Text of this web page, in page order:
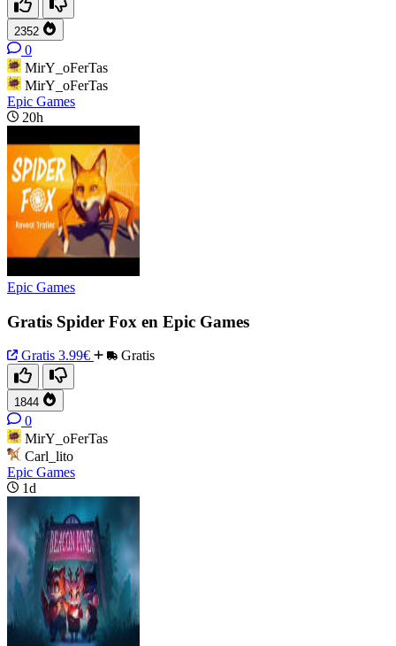
2352
0
MirY_oFerTas
MirY_oFerTas
Epic Games
20h
Epic Games
Gratis Spider Fox en Epic Games
Gratis 3.99€ Gratis
1844
0
MirY_oFerTas
Carl_lito
Epic Games
1d